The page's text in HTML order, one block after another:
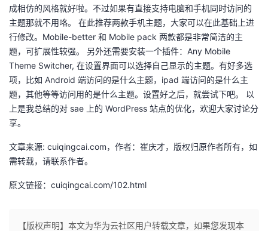
成相仿的风格就好啦。不过如果有直接支持电脑和手机同时访问的
主题那就不用咯。 在此推荐两款手机主题，大家可以在此基础上进
行修改。Mobile-better 和 Mobile pack 两款都是非常简洁的主
题，可扩展性较强。 另外还需要安装一个插件：Any Mobile
Theme Switcher, 在设置界面可以选择自己显示的主题。有好多选
项，比如 Android 端访问的是什么主题，ipad 端访问的是什么主
题，其他等等访问用的是什么主题。设置好之后，就尝试下吧。 以
上是我总结的对 sae 上的 WordPress 站点的优化，欢迎大家讨论分
享。
文章来源: cuiqingcai.com，作者：崔庆才，版权归原作者所有，如
需转载，请联系作者。
原文链接：cuiqingcai.com/102.html
【版权声明】本文为华为云社区用户转载文章，如果您发现本